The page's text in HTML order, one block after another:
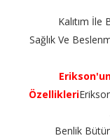
Kalıtım İle
Sağlık Ve
Özellikleri
Benlik